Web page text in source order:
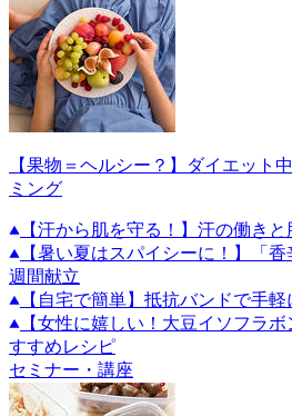
【果物＝ヘルシー？】ダイエット
ミング
【汗から肌を守る！】汗の働き
【暑い夏はスパイシーに！】「
週間献立
【自宅で簡単】抵抗バンドで手軽
【女性に嬉しい！大豆イソフラ
すすめレシピ
セミナー・講座